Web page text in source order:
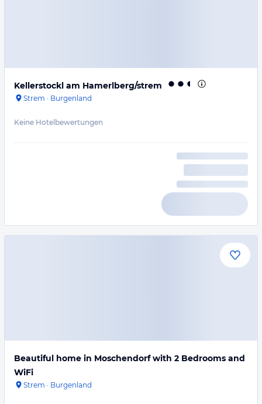
Kellerstockl am Hamerlberg/strem
Strem · Burgenland
Keine Hotelbewertungen
Beautiful home in Moschendorf with 2 Bedrooms and
WiFi
Strem · Burgenland